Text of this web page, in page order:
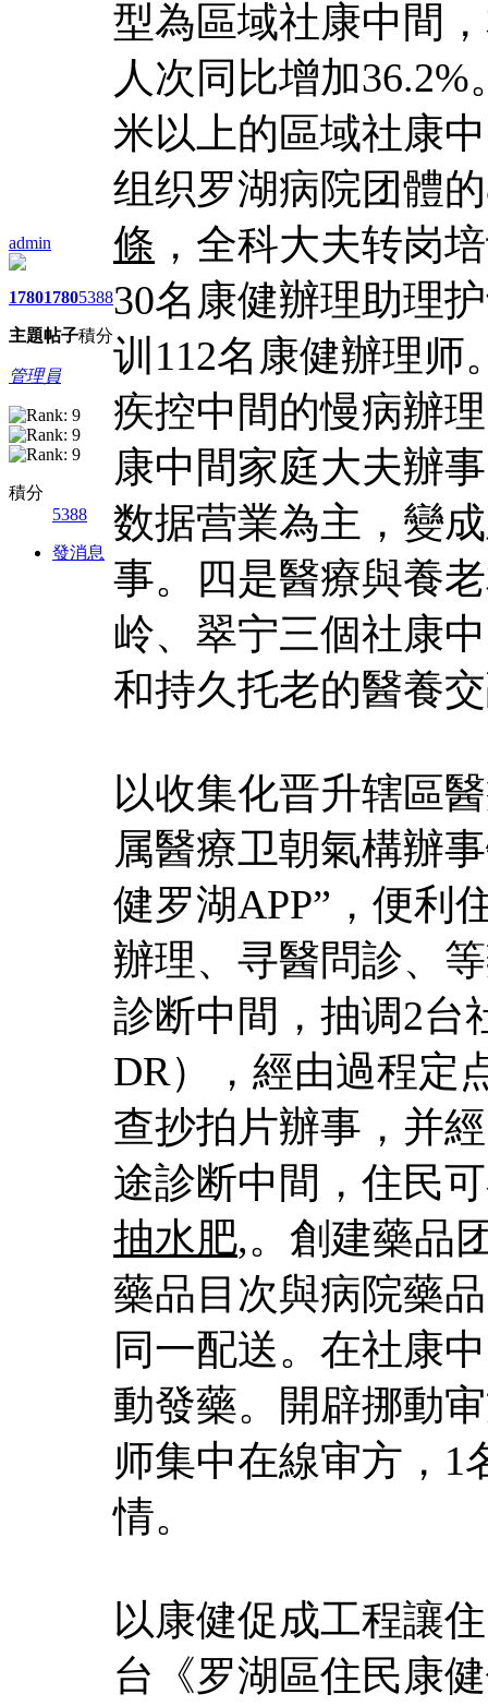
admin
1780
主題
1780
帖子
5388
積分
管理員
積分
5388
發消息
型為區域社康中間
人次同比增加
米以上的區域社康
组织罗湖病院团體
條 ，全科大夫转岗
30名康健辦理助理
训112名康健辦理师
疾控中間的慢病辦
康中間家庭大夫辦
数据营業為主，變
事。四是醫療與養
岭、翠宁三個社康
和持久托老的醫養
以收集化晋升辖區
属醫療卫朝氣構辦
健罗湖APP”，便利
辦理、寻醫問診、
診断中間，抽调2台
DR），經由過程定
查抄拍片辦事，并
途診断中間，住民
抽水肥,。創建藥品
藥品目次與病院藥
同一配送。在社康
動發藥。開辟挪動
师集中在線审方，1
情。
以康健促成工程讓
台《罗湖區住民康